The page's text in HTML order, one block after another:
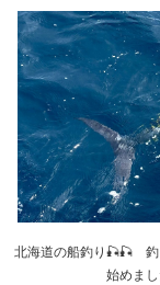
北海道の船釣り🎣🎣
始めま